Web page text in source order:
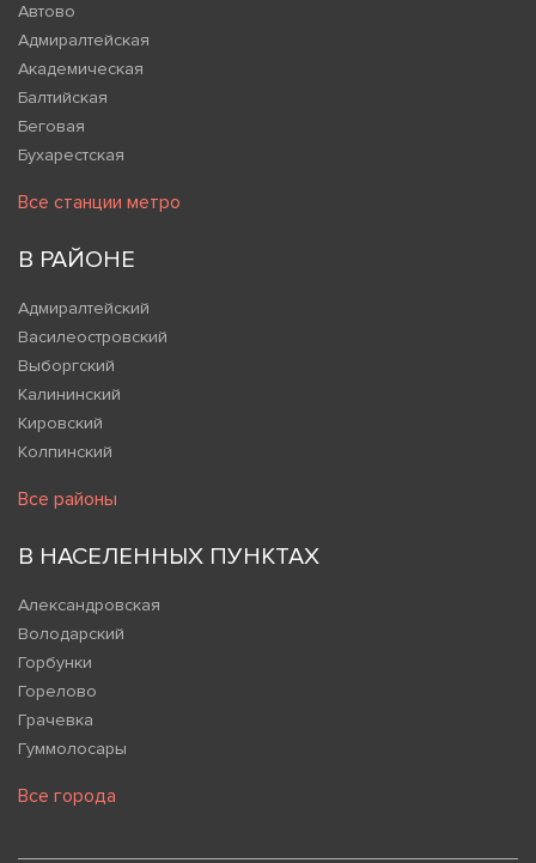
Автово
Адмиралтейская
Академическая
Балтийская
Беговая
Бухарестская
Все станции метро
В РАЙОНЕ
Адмиралтейский
Василеостровский
Выборгский
Калининский
Кировский
Колпинский
Все районы
В НАСЕЛЕННЫХ ПУНКТАХ
Александровская
Володарский
Горбунки
Горелово
Грачевка
Гуммолосары
Все города